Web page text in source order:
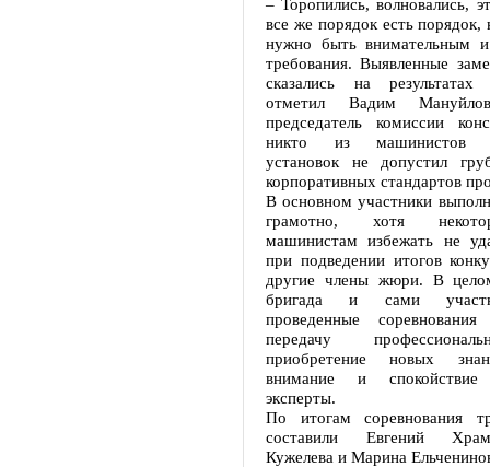
– Торопились, волновались,
все же порядок есть порядок,
нужно быть внимательным
требования. Выявленные
сказались на
отметил Вадим
председатель комиссии
никто из машинистов
установок не допустил
корпоративных стандартов
В основном участники
грамотно, хотя
машинистам избежать не
при подведении итогов
другие члены жюри. В
бригада и сами
проведенные
передачу
приобретение новых
внимание и
эксперты.
По итогам соревнования
составили Евгений
Кужелева и Марина